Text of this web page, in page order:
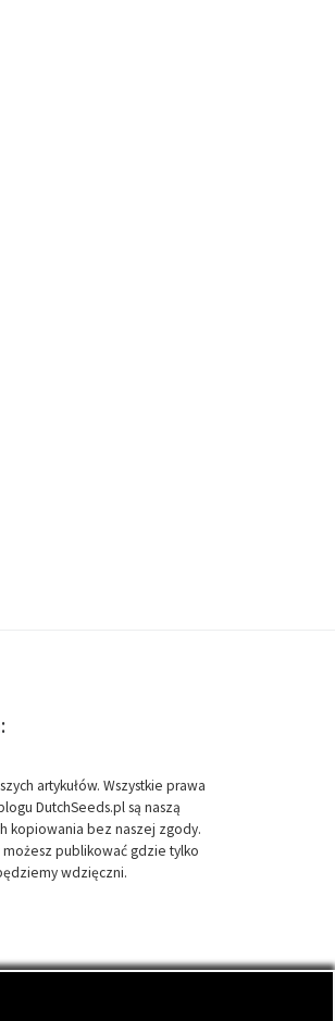
artykułów. Wszystkie prawa
DutchSeeds.pl są naszą
kopiowania bez naszej zgody.
możesz publikować gdzie tylko
wdzięczni.